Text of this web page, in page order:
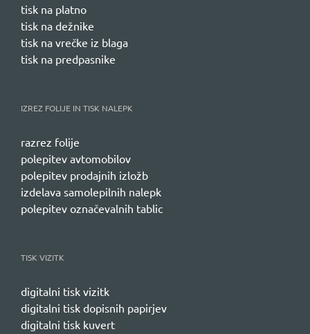
tisk na platno
tisk na dežnike
tisk na vrečke iz blaga
tisk na predpasnike
IZREZ FOLIJE IN TISK NALEPK
razrez folije
polepitev avtomobilov
polepitev prodajnih izložb
izdelava samolepilnih nalepk
polepitev označevalnih tablic
TISK VIZITK
digitalni tisk vizitk
digitalni tisk dopisnih papirjev
digitalni tisk kuvert